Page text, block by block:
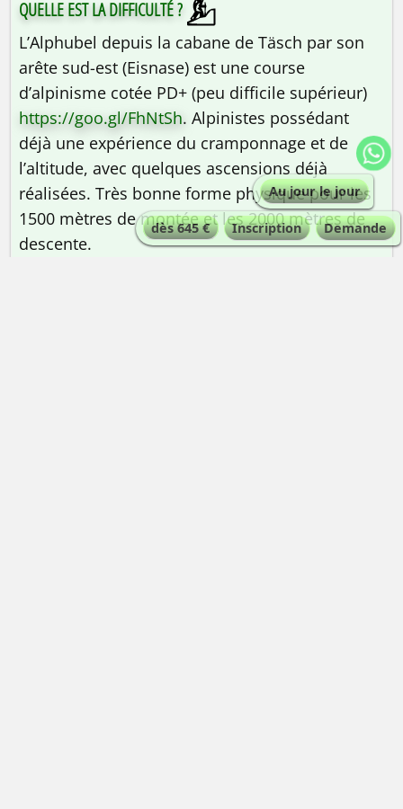
dès 645 € Inscription Demande
Au jour le jour
QUELLE EST LA DIFFICULTÉ ?
L’Alphubel depuis la cabane de Täsch par son
arête sud-est (Eisnase) est une course
d’alpinisme cotée PD+ (peu difficile supérieur)
https://goo.gl/FhNtSh. Alpinistes possédant
déjà une expérience du cramponnage et de
l’altitude, avec quelques ascensions déjà
réalisées. Très bonne forme physique pour les
1500 mètres de montée et les 2000 mètres de
descente.